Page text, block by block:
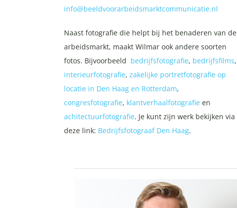
info@beeldvoorarbeidsmarktcommunicatie.nl
Naast fotografie die helpt bij het benaderen van de
arbeidsmarkt, maakt Wilmar ook andere soorten
fotos. Bijvoorbeeld bedrijfsfotografie, bedrijfsfilms,
interieurfotografie,zakelijke portretfotografie op
locatie in Den Haag en Rotterdam,
congresfotografie, klantverhaalfotografie en
achitectuurfotografie. Je kunt zijn werk bekijken via
deze link: Bedrijfsfotograaf Den Haag.